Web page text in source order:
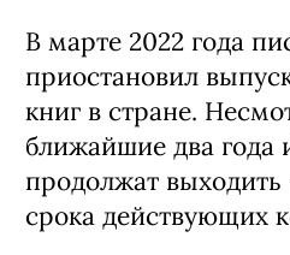
КНИГИ ПОДПИСАТЬСЯ 17
Стивен Кинг
список самых
писателей в